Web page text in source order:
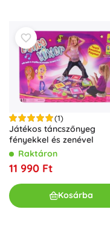
(1)
Játékos táncszőnyeg
fényekkel és zenével
Raktáron
11 990 Ft
Kosárba